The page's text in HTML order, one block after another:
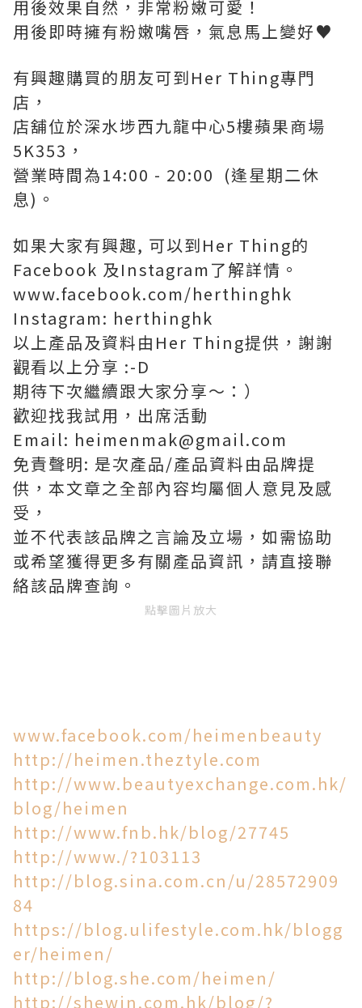
用後效果自然，非常粉嫩可愛！
用後即時擁有粉嫩嘴唇，氣息馬上變好♥
有興趣購買的朋友可到Her Thing專門
店，
店舖位於深水埗西九龍中心5樓蘋果商場
5K353，
營業時間為14:00 - 20:00 (逢星期二休
息)。
如果大家有興趣, 可以到Her Thing的
Facebook 及Instagram了解詳情。
www.facebook.com/herthinghk
Instagram: herthinghk
以上產品及資料由Her Thing提供，謝謝
觀看以上分享 :-D
期待下次繼續跟大家分享～：）
歡迎找我試用，出席活動
Email: heimenmak@gmail.com
免責聲明: 是次產品/產品資料由品牌提
供，本文章之全部內容均屬個人意見及感
受，
並不代表該品牌之言論及立場，如需協助
或希望獲得更多有關產品資訊，請直接聯
絡該品牌查詢。
點擊圖片放大
www.facebook.com/heimenbeauty
http://heimen.theztyle.com
http://www.beautyexchange.com.hk/
blog/heimen
http://www.fnb.hk/blog/27745
http://www./?103113
http://blog.sina.com.cn/u/28572909
84
https://blog.ulifestyle.com.hk/blogg
er/heimen/
http://blog.she.com/heimen/
http://shewin.com.hk/blog/?